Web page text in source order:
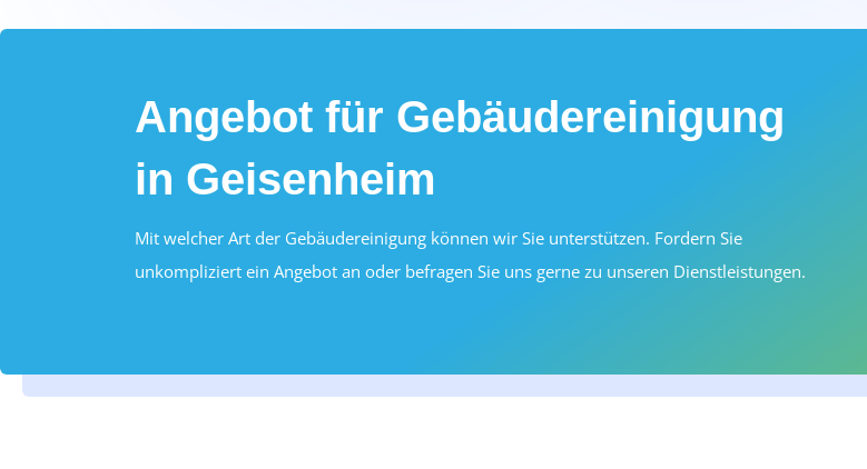
Angebot für Gebäudereinigung
in Geisenheim
Mit welcher Art der Gebäudereinigung können wir Sie unterstützen. Fordern Sie
unkompliziert ein Angebot an oder befragen Sie uns gerne zu unseren Dienstleistungen.